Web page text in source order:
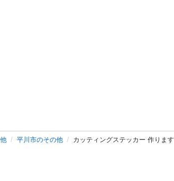
平川市のその他 カッティングステッカー 作ります